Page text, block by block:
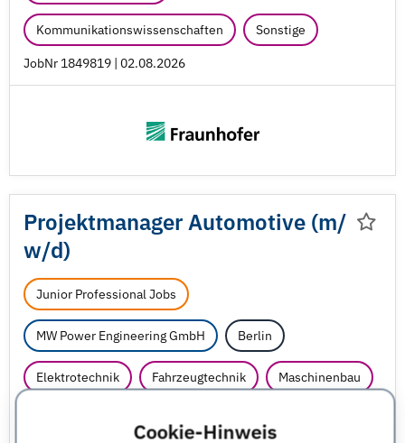
Cookie-Hinweis
Kommunikationswissenschaften Sonstige
JobNr 1849819 | 02.08.2026
Projektmanager Automotive (m/
w/d)
Junior Professional Jobs
MW Power Engineering GmbH Berlin
Elektrotechnik Fahrzeugtechnik Maschinenbau